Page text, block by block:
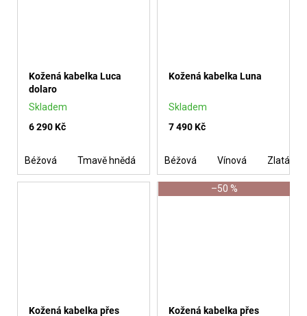
Kožená kabelka Luca
dolaro
Skladem
6 290 Kč
Béžová Tmavě hnědá Černá se stříbrem
Kožená kabelka Luna
Skladem
7 490 Kč
Béžová Vínová Zlatá
Kožená kabelka přes
–50 %
Kožená kabelka přes